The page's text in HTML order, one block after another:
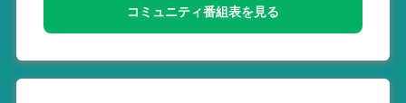
コミュニティ番組表を見る